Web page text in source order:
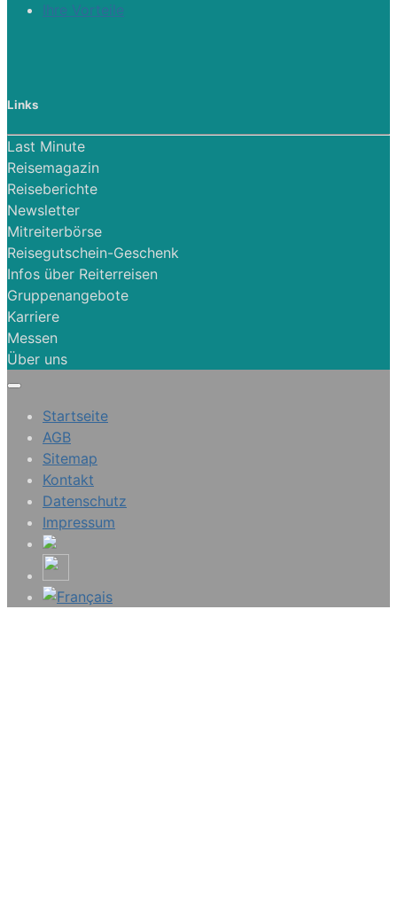
Ihre Vorteile
Links
Last Minute
Reisemagazin
Reiseberichte
Newsletter
Mitreiterbörse
Reisegutschein-Geschenk
Infos über Reiterreisen
Gruppenangebote
Karriere
Messen
Über uns
Startseite
AGB
Sitemap
Kontakt
Datenschutz
Impressum